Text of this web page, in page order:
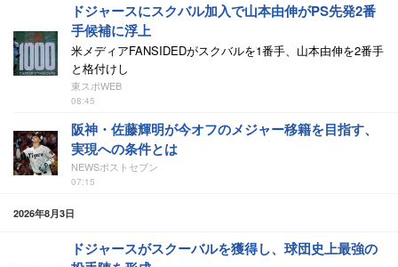
ドジャースにスクバル加入で山本由伸がPS先発2番
手候補に浮上
米メディアFANSIDEDがスクバルを1番手、山本由伸を2番手
と格付けし
東スポWEB
08:45
阪神・佐藤輝明が今オフのメジャー移籍を目指す、
実現への条件とは
NEWSポストセブン
07:15
2026年8月3日
ドジャースがスクーバルを獲得し、球団史上最強の